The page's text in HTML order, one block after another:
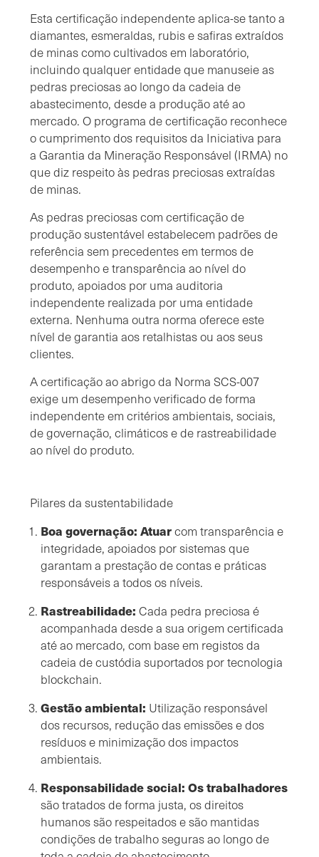
Esta certificação independente aplica-se tanto a
diamantes, esmeraldas, rubis e safiras extraídos
de minas como cultivados em laboratório,
incluindo qualquer entidade que manuseie as
pedras preciosas ao longo da cadeia de
abastecimento, desde a produção até ao
mercado. O programa de certificação reconhece
o cumprimento dos requisitos da Iniciativa para
a Garantia da Mineração Responsável (IRMA) no
que diz respeito às pedras preciosas extraídas
de minas.
As pedras preciosas com certificação de
produção sustentável estabelecem padrões de
referência sem precedentes em termos de
desempenho e transparência ao nível do
produto, apoiados por uma auditoria
independente realizada por uma entidade
externa. Nenhuma outra norma oferece este
nível de garantia aos retalhistas ou aos seus
clientes.
A certificação ao abrigo da Norma SCS-007
exige um desempenho verificado de forma
independente em critérios ambientais, sociais,
de governação, climáticos e de rastreabilidade
ao nível do produto.
Pilares da sustentabilidade
Boa governação: Atuarcom transparência e
integridade, apoiados por sistemas que
garantam a prestação de contas e práticas
responsáveis a todos os níveis.
Rastreabilidade: Cada pedra preciosa é
acompanhada desde a sua origem certificada
até ao mercado, com base em registos da
cadeia de custódia suportados por tecnologia
blockchain.
Gestão ambiental: Utilização responsável
dos recursos, redução das emissões e dos
resíduos e minimização dos impactos
ambientais.
Responsabilidade social: Os trabalhadores
são tratados de forma justa, os direitos
humanos são respeitados e são mantidas
condições de trabalho seguras ao longo de